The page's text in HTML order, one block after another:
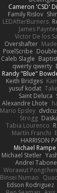
Cameron 'CSD'
Family Rislov
LEDAfterBurners
James
Victor De los
Overshafter
PixelScribe
Caleb Slagle
qwerty qwerty
Randy "Blue"
Keith Bridges
yusuf kodat
Saint Deluca
Alexandre Lhote
Mario Epsley
Strogg
Tabia Lourenco
Martín Franchi
HARRISON
Michael Rampe
Michael Stetler
Andrei Tabone
Worawut Pongchen
Binsei Numao
Edson Rodriguez